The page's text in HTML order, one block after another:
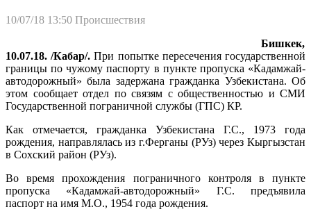
10/07/18 13:50 Происшествия
Бишкек,
10.07.18. /Кабар/.При попытке пересечения государственной
границы по чужому паспорту в пункте пропуска «Кадамжай-
автодорожный» была задержана гражданка Узбекистана. Об
этом сообщает отдел по связям с общественностью и СМИ
Государственной пограничной службы (ГПС) КР.
Как отмечается, гражданка Узбекистана Г.С., 1973 года
рождения, направлялась из г.Ферганы (РУз) через Кыргызстан
в Сохский район (РУз).
Во время прохождения пограничного контроля в пункте
пропуска «Кадамжай-автодорожный» Г.С. предъявила
паспорт на имя М.О., 1954 года рождения.